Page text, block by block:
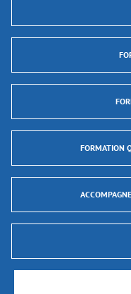
FORMATION